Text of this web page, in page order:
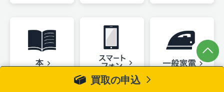
買取の申込